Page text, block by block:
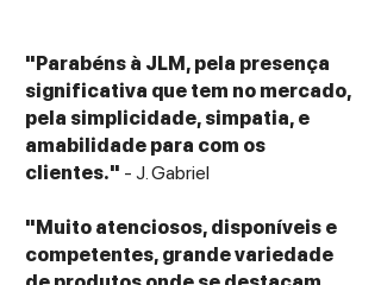
"Parabéns à JLM, pela presença
significativa que tem no mercado,
pela simplicidade, simpatia, e
amabilidade para com os
clientes." - J. Gabriel
"Muito atenciosos, disponíveis e
competentes, grande variedade